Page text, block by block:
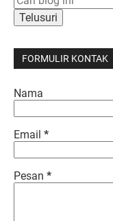
FORMULIR KONTAK
Nama
Email *
Pesan *